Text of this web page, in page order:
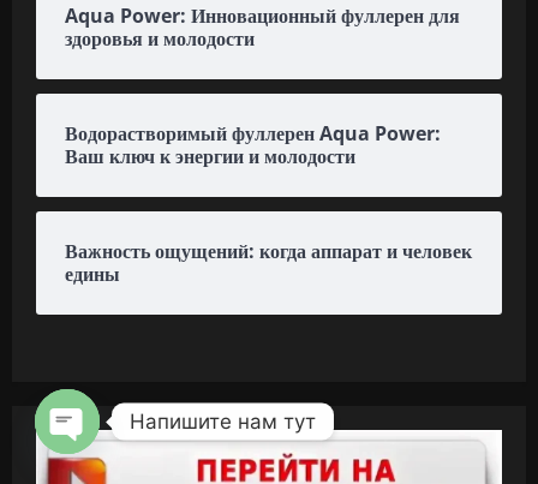
Aqua Power: Инновационный фуллерен для
здоровья и молодости
Водорастворимый фуллерен Aqua Power:
Ваш ключ к энергии и молодости
Важность ощущений: когда аппарат и человек
едины
Напишите нам тут
OPEN